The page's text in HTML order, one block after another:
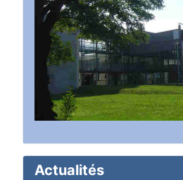
Actualités